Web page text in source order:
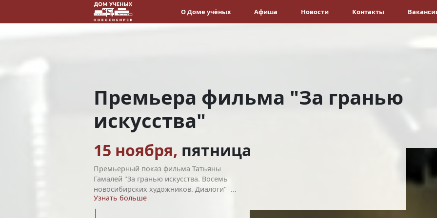
О Доме учёных Афиша Новости Контакты
Премьера фильма "За гранью
искусства"
15 ноября, пятница
Премьерный показ фильма Татьяны
Гамалей "За гранью искусства. Восемь
новосибирских художников. Диалоги" ...
Узнать больше